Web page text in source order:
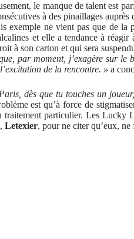
le manque de talent est
à des pinaillages
exemple ne vient pas que de la
et elle a tendance à
à son carton et qui sera
par moment, j’exagère sur le
de la rencontre. » a
dès que tu touches un
est qu’à force de
traitement particulier. Les Lucky
, Letexier, pour ne citer qu’eux,